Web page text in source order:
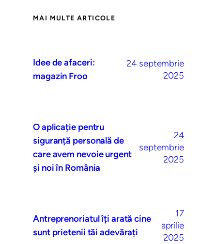
MAI MULTE ARTICOLE
Idee de afaceri:
magazin Froo
24 septembrie
2025
O aplicație pentru
siguranță personală de
care avem nevoie urgent
și noi în România
24
septembrie
2025
Antreprenoriatul îți arată cine
sunt prietenii tăi adevărați
17
aprilie
2025